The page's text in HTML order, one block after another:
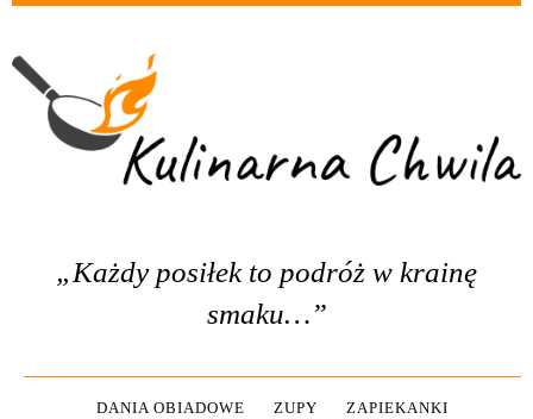
„Każdy posiłek to podróż w krainę
smaku…”
DANIA OBIADOWE ZUPY
ZAPIEKANKI